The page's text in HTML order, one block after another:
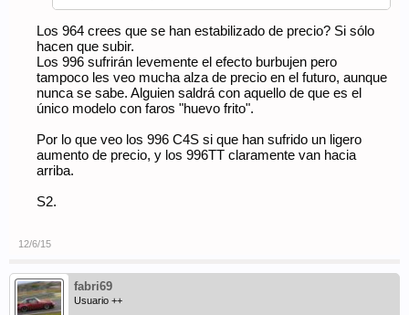
Los 964 crees que se han estabilizado de precio? Si sólo
hacen que subir.
Los 996 sufrirán levemente el efecto burbujen pero
tampoco les veo mucha alza de precio en el futuro, aunque
nunca se sabe. Alguien saldrá con aquello de que es el
único modelo con faros "huevo frito".
Por lo que veo los 996 C4S si que han sufrido un ligero
aumento de precio, y los 996TT claramente van hacia
arriba.
S2.
12/6/15
fabri69
Usuario ++